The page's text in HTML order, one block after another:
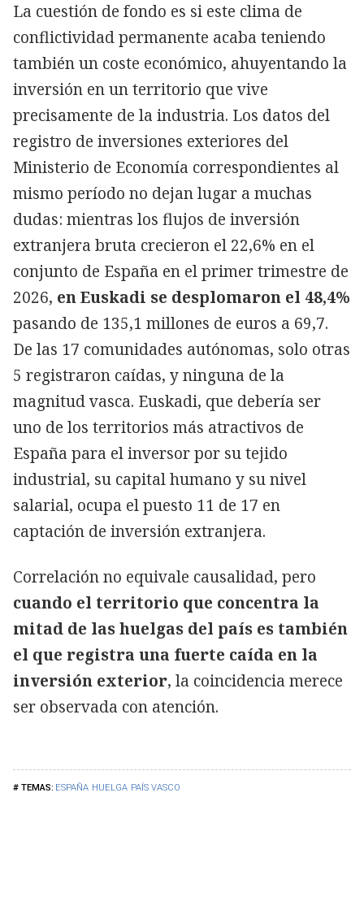
ESPAÑA HUELGA PAÍS VASCO
La cuestión de fondo es si este clima de
conflictividad permanente acaba teniendo
también un coste económico, ahuyentando la
inversión en un territorio que vive
precisamente de la industria. Los datos del
registro de inversiones exteriores del
Ministerio de Economía correspondientes al
mismo período no dejan lugar a muchas
dudas: mientras los flujos de inversión
extranjera bruta crecieron el 22,6% en el
conjunto de España en el primer trimestre de
2026, en Euskadi se desplomaron el 48,4%
pasando de 135,1 millones de euros a 69,7.
De las 17 comunidades autónomas, solo otras
5 registraron caídas, y ninguna de la
magnitud vasca. Euskadi, que debería ser
uno de los territorios más atractivos de
España para el inversor por su tejido
industrial, su capital humano y su nivel
salarial, ocupa el puesto 11 de 17 en
captación de inversión extranjera.
Correlación no equivale causalidad, pero
cuando el territorio que concentra la
mitad de las huelgas del país es también
el que registra una fuerte caída en la
inversión exterior, la coincidencia merece
ser observada con atención.